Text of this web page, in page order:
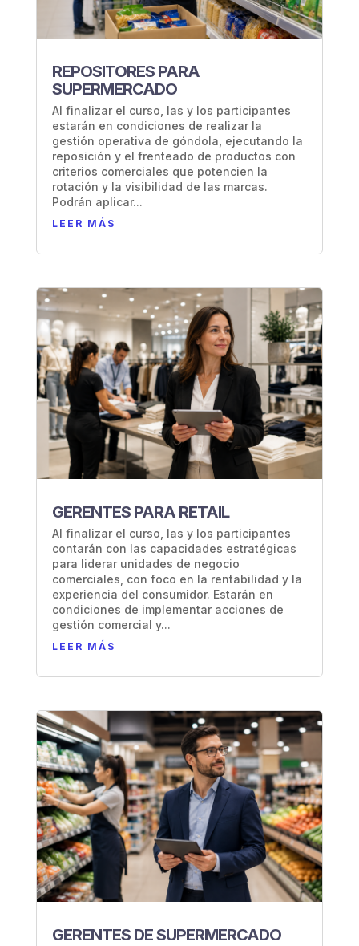
REPOSITORES PARA
SUPERMERCADO
Al finalizar el curso, las y los participantes
estarán en condiciones de realizar la
gestión operativa de góndola, ejecutando la
reposición y el frenteado de productos con
criterios comerciales que potencien la
rotación y la visibilidad de las marcas.
Podrán aplicar...
LEER MÁS
GERENTES PARA RETAIL
Al finalizar el curso, las y los participantes
contarán con las capacidades estratégicas
para liderar unidades de negocio
comerciales, con foco en la rentabilidad y la
experiencia del consumidor. Estarán en
condiciones de implementar acciones de
gestión comercial y...
LEER MÁS
GERENTES DE SUPERMERCADO